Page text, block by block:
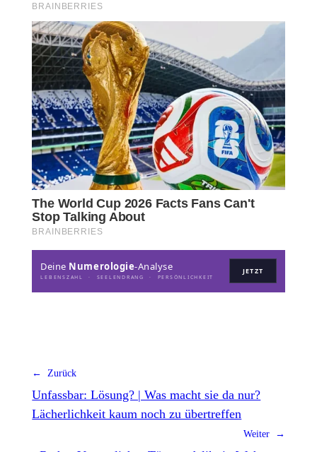
Deine Numerologie-Analyse
LEBENSZAHL · SEELENDRANG · PERSÖNLICHKEIT
JETZT
← Zurück
Unfassbar: Lösung? | Was macht sie da nur?
Lächerlichkeit kaum noch zu übertreffen
Weiter →